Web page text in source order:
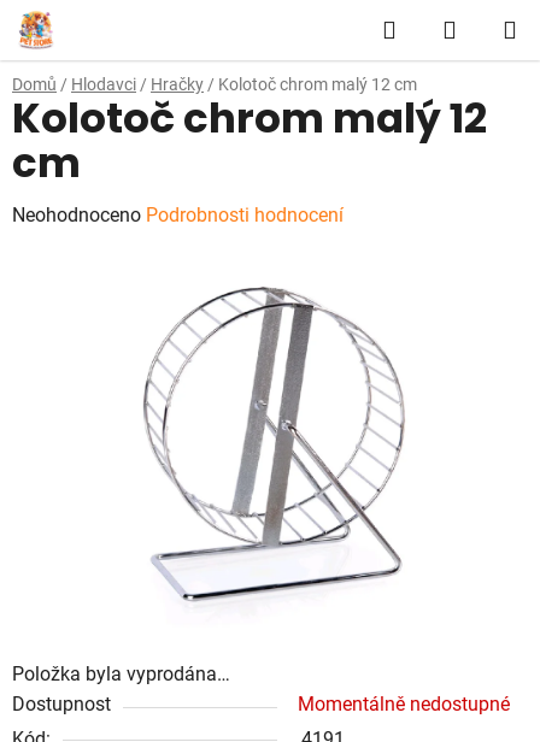
Přejít
na
obsah
Hledat
KOŠÍK
Domů / Hlodavci / Hračky / Kolotoč chrom malý 12 cm
Položka byla vyprodána…
Dostupnost
Momentálně nedostupné
Kolotoč chrom malý 12
cm
Průměrné
Neohodnoceno Podrobnosti hodnocení